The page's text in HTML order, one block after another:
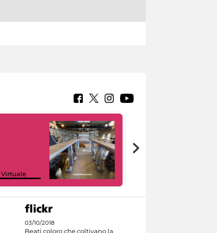
Virtuale
03/10/2018
Beati coloro che coltivano la